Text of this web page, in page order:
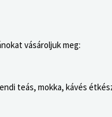
vásároljuk meg:
teás, mokka, kávés